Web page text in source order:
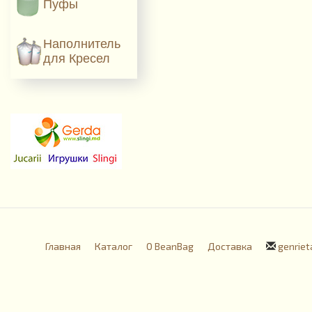
Пуфы
Наполнитель
для Кресел
Главная Каталог О BeanBag Доставка